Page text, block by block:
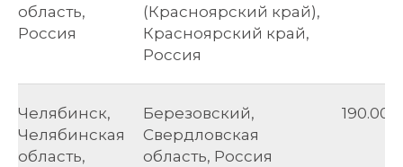
область,
Россия
(Красноярский край),
Красноярский край,
Россия
Челябинск,
Челябинская
область,
Березовский,
Свердловская
область, Россия
190.00